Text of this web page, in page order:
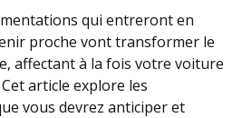
qui entreront en
proche vont transformer le
affectant à la fois votre voiture
article explore les
vous devrez anticiper et